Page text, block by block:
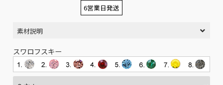
6営業日発送
素材説明
スワロフスキー